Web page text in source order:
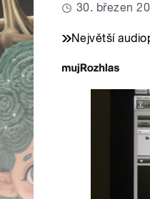
30. březen
Největší